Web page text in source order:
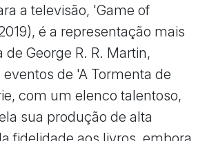
a televisão, 'Game of
é a representação mais
George R. R. Martin,
de 'A Tormenta de
com um elenco talentoso,
sua produção de alta